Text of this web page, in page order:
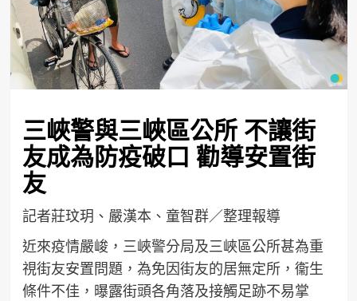
三峽警與三峽區公所 不讓街
友成為防疫破口 勸導安置街
友
記者莊玟玥、嚴漢本、童智群／整理報導
近來疫情嚴峻，三峽警分局及三峽區公所甚為重
視街友安置問題，為免因街友的居無定所，衞生
條件不佳，曝露街頭各角落及接觸足跡不易掌